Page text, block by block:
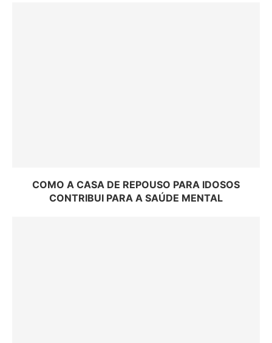
COMO A CASA DE REPOUSO PARA IDOSOS
CONTRIBUI PARA A SAÚDE MENTAL